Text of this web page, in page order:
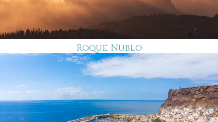
Roque Nublo